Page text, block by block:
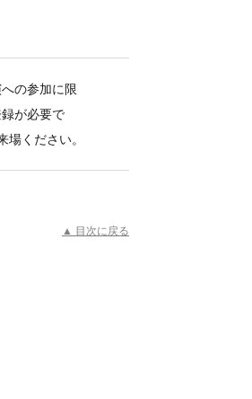
の参加に限
が必要で
場ください。
▲ 目次に戻る